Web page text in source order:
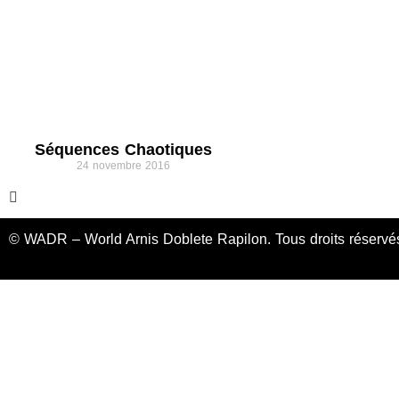
Séquences Chaotiques
24 novembre 2016
© WADR – World Arnis Doblete Rapilon. Tous droits